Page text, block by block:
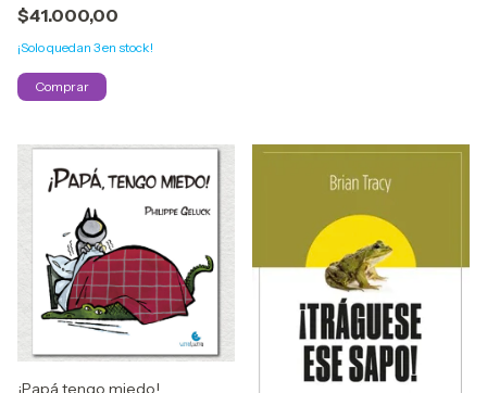
$41.000,00
¡Solo quedan 3en stock!
¡Papá tengo miedo!